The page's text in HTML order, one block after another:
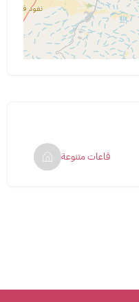
قاعات متنوعة